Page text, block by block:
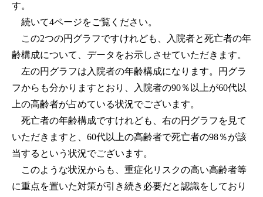
す。
続いて4ページをご覧ください。
この2つの円グラフですけれども、入院者と死亡者の年
齢構成について、データをお示しさせていただきます。
左の円グラフは入院者の年齢構成になります。円グラ
フからも分かりますとおり、入院者の90％以上が60代以
上の高齢者が占めている状況でございます。
死亡者の年齢構成ですけれども、右の円グラフを見て
いただきますと、60代以上の高齢者で死亡者の98％が該
当するという状況でございます。
このような状況からも、重症化リスクの高い高齢者等
に重点を置いた対策が引き続き必要だと認識をしており